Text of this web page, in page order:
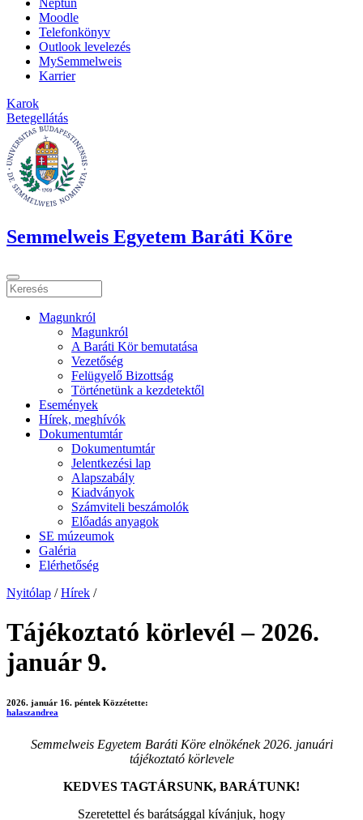
Moodle
Telefonkönyv
Outlook levelezés
MySemmelweis
Karrier
Karok
Betegellátás
Semmelweis Egyetem Baráti Köre
Magunkról
Magunkról
A Baráti Kör bemutatása
Vezetőség
Felügyelő Bizottság
Történetünk a kezdetektől
Események
Hírek, meghívók
Dokumentumtár
Dokumentumtár
Jelentkezési lap
Alapszabály
Kiadványok
Számviteli beszámolók
Előadás anyagok
SE múzeumok
Galéria
Elérhetőség
Nyitólap / Hírek /
Tájékoztató körlevél – 2026.
január 9.
2026. január 16. péntek Közzétette:
halaszandrea
Semmelweis Egyetem Baráti Köre elnökének 2026. januári
tájékoztató körlevele
KEDVES TAGTÁRSUNK, BARÁTUNK!
Szeretettel és barátsággal kívánjuk, hogy